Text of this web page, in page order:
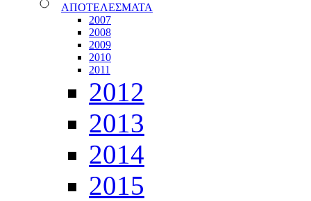
ΑΠΟΤΕΛΕΣΜΑΤΑ
2007
2008
2009
2010
2011
2012
2013
2014
2015